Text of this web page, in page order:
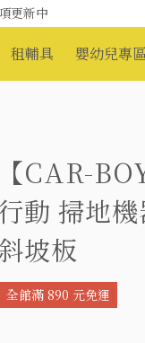
更新中
護食🍱營養均衡
租輔具 嬰幼兒專
【CAR-
動 掃地
坡板
全館滿 890 元免運